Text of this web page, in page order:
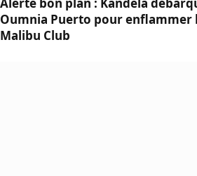
Alerte bon plan : Kandela
Oumnia Puerto pour enflammer
Malibu Club